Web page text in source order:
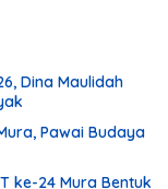
Dina Maulidah
Pawai Budaya
ke-24 Mura Bentuk